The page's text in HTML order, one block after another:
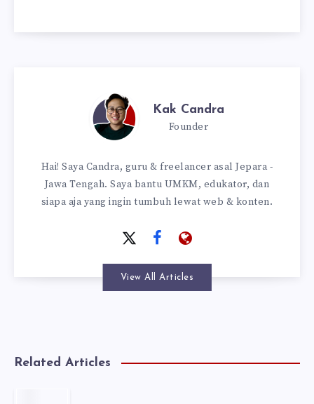
Kak Candra
Founder
Hai! Saya Candra, guru & freelancer asal Jepara -
Jawa Tengah. Saya bantu UMKM, edukator, dan
siapa aja yang ingin tumbuh lewat web & konten.
View All Articles
Related Articles